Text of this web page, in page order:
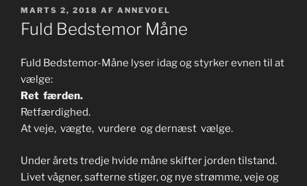
UDGIVET
DEN
MARTS 2, 2018 AF ANNEVOEL
Fuld Bedstemor Måne
Fuld Bedstemor-Måne lyser idag og styrker evnen til at
vælge:
Ret færden.
Retfærdighed.
At veje, vægte, vurdere og dernæst vælge.
Under årets tredje hvide måne skifter jorden tilstand.
Livet vågner, safterne stiger, og nye strømme, veje og